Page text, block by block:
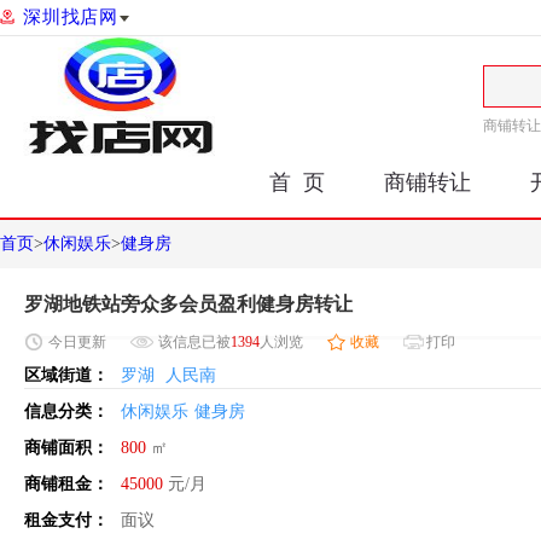
深圳找店网
商铺转让
首 页 商铺转让
首页>休闲娱乐>健身房
罗湖地铁站旁众多会员盈利健身房转让
今日 更新 该信息已被1394人浏览 收藏 打印
区域街道： 罗湖
人民南
信息分类：
休闲娱乐 健身房
商铺面积：
800 ㎡
商铺租金：
45000 元/月
租金支付：
面议